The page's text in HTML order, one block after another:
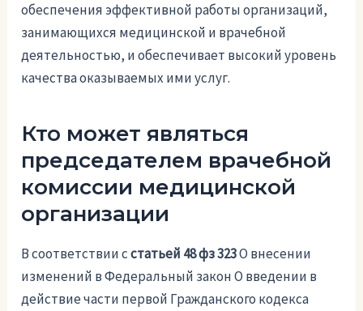
обеспечения эффективной работы организаций,
занимающихся медицинской и врачебной
деятельностью, и обеспечивает высокий уровень
качества оказываемых ими услуг.
Кто может являться
председателем врачебной
комиссии медицинской
организации
В соответствии сстатьей 48 фз 323О внесении
изменений в Федеральный закон О введении в
действие части первой Гражданского кодекса